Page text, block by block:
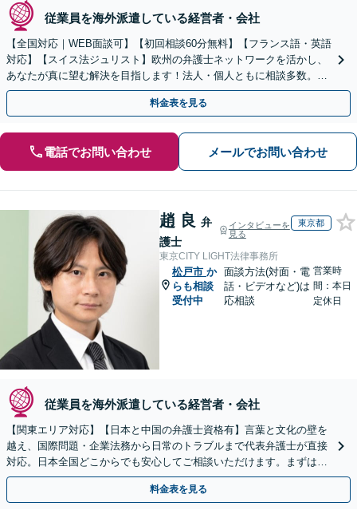
従業員を海外派遣している経営者・会社
【全国対応｜WEB面談可】【初回相談60分無料】【フランス語・英語
対応】【スイス法ジュリスト】欧州の弁護士ネットワークを活かし、
あなたが真に望む解決を目指します！法人・個人ともに相談多数。細
やかな連絡と粘り強い交渉を徹底【休日・夜間相談可】
料金表を見る
電話でお問い合わせ メールでお問い合わせ
趙 良 弁
護士
インタビューを
見る
東京都
東京CITY LIGHT法律事務所
松戸市 か
らも相談
受付中
面談方法(対面・電
話・ビデオなど)は
応相談
営業時
間：本日
定休日
従業員を海外派遣している経営者・会社
【関東エリア対応】【日本と中国の弁護士資格有】言葉と文化の壁を
越え、国際問題・企業法務から日常のトラブルまで代表弁護士が直接
対応。日本全国どこからでも安心してご相談いただけます。まずは一
歩を踏み出してみませんか。【初回相談無料】
料金表を見る